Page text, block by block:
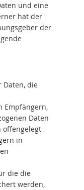
und eine
hat der
der
Daten, die
Empfängern,
Daten
offengelegt
in
die die
werden,